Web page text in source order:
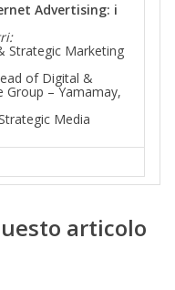
Advertising: i
Strategic Marketing
of Digital &
– Yamamay,
Media
articolo